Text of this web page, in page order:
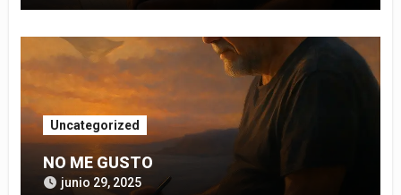
Uncategorized
NO ME GUSTO
junio 29, 2025